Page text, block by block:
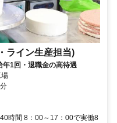
ライン生産担当)
年1回・退職金の高待遇
時間 8：00～17：00で実働8